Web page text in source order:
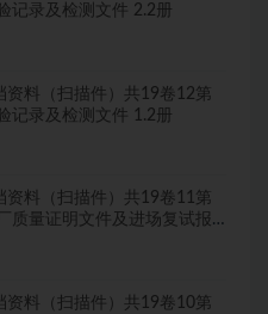
记录及检测文件 2.2册
资料（扫描件）共19卷12第
记录及检测文件 1.2册
资料（扫描件）共19卷11第
质量证明文件及进场复试报
资料（扫描件）共19卷10第